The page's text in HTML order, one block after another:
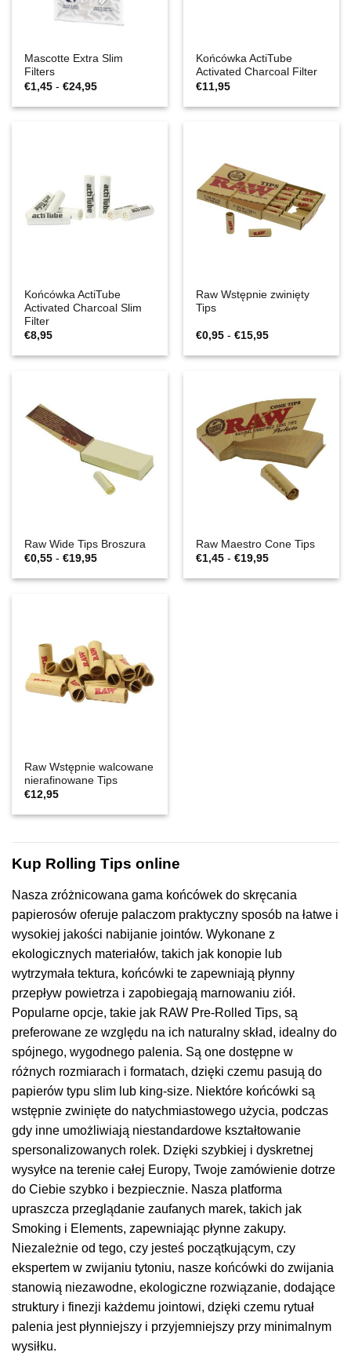
Mascotte Extra Slim
Filters
€1,45 - €24,95Zakres
€1,45
Końcówka ActiTube
Activated Charcoal Filter
€11,95
Końcówka ActiTube
Activated Charcoal Slim
Filter
€8,95
Raw Wstępnie zwinięty
Tips
€0,95 - €15,95Zakres
€0,95
Raw Wide Tips Broszura
€0,55 - €19,95Zakres
€0,55
Raw Maestro Cone Tips
€1,45 - €19,95Zakres
€1,45
Raw Wstępnie walcowane
nierafinowane Tips
€12,95
Kup Rolling Tips online
Nasza zróżnicowana gama końcówek do skręcania
papierosów oferuje palaczom praktyczny sposób na łatwe i
wysokiej jakości nabijanie jointów. Wykonane z
ekologicznych materiałów, takich jak konopie lub
wytrzymała tektura, końcówki te zapewniają płynny
przepływ powietrza i zapobiegają marnowaniu ziół.
Popularne opcje, takie jak RAW Pre-Rolled Tips, są
preferowane ze względu na ich naturalny skład, idealny do
spójnego, wygodnego palenia. Są one dostępne w
różnych rozmiarach i formatach, dzięki czemu pasują do
papierów typu slim lub king-size. Niektóre końcówki są
wstępnie zwinięte do natychmiastowego użycia, podczas
gdy inne umożliwiają niestandardowe kształtowanie
spersonalizowanych rolek. Dzięki szybkiej i dyskretnej
wysyłce na terenie całej Europy, Twoje zamówienie dotrze
do Ciebie szybko i bezpiecznie. Nasza platforma
upraszcza przeglądanie zaufanych marek, takich jak
Smoking i Elements, zapewniając płynne zakupy.
Niezależnie od tego, czy jesteś początkującym, czy
ekspertem w zwijaniu tytoniu, nasze końcówki do zwijania
stanowią niezawodne, ekologiczne rozwiązanie, dodające
struktury i finezji każdemu jointowi, dzięki czemu rytuał
palenia jest płynniejszy i przyjemniejszy przy minimalnym
wysiłku.